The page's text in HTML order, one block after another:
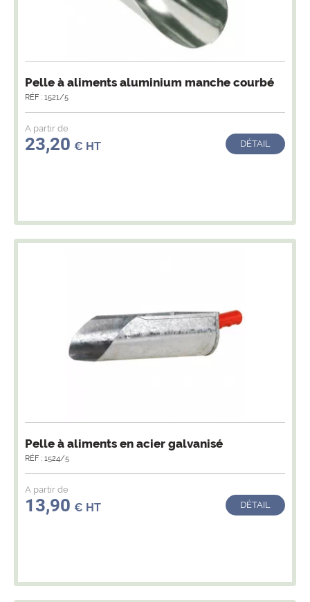
Pelle à aliments aluminium manche courbé
RÉF : 1521/5
A partir de
23,20 € HT DÉTAIL
Pelle à aliments en acier galvanisé
RÉF : 1524/5
A partir de
13,90 € HT DÉTAIL